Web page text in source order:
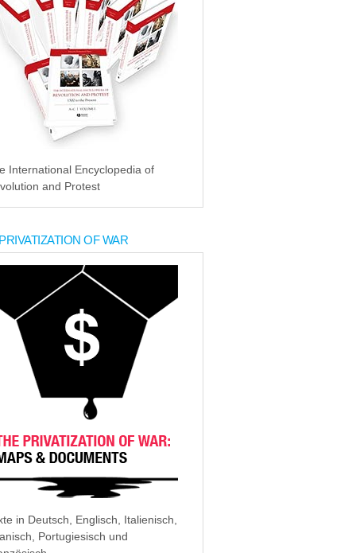
International Encyclopedia of
and Protest
OF WAR
in Deutsch, Englisch, Italienisch,
Portugiesisch und